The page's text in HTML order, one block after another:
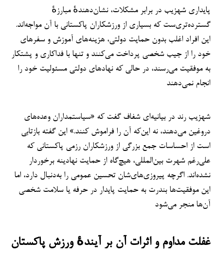
پایداری شهزیب در برابر مشکلات، نشان‌دهندهٔ مبارزهٔ
گسترده‌تری‌ست که بسیاری از ورزشکاران پاکستانی با آن مواجه‌اند.
این افراد اغلب بدون حمایت دولتی، هزینه‌های آموزش و سفرهای
خود را از جیب شخصی پرداخت می‌کنند و تنها با فداکاری و پشتکار
به موفقیت می‌رسند، در حالی که نهادهای دولتی مسئولیت خود را
انجام نمی‌دهند
شهزیب رند در بیانیه‌ای شفاف گفت که «سیاستمداران وعده‌های
دروغین می‌دهند، نه این‌که آن را فراموش کنند.» این گفته بازتابی
است از احساسات جمع بزرگی از ورزشکاران رزمی پاکستانی که
علی‌رغم شهرت بین‌المللی، هیچ‌گاه از حمایت نهادینه برخوردار
نشده‌اند. اگرچه پیروزی‌های‌شان تحسین عمومی را به‌دنبال دارد، اما
این موفقیت‌ها بندرت به حمایت پایدار در حرفه یا سلامت شخصی
آن‌ها منجر می‌شود
غفلت مداوم و اثرات آن بر آیندهٔ ورزش پاکستان